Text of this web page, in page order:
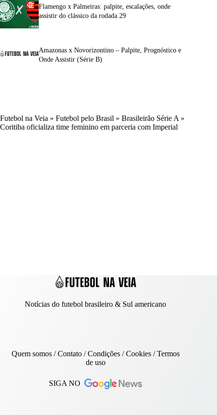
Flamengo x Palmeiras: palpite, escalações, onde
assistir do clássico da rodada 29
Amazonas x Novorizontino – Palpite, Prognóstico e
Onde Assistir (Série B)
Futebol na Veia » Futebol pelo Brasil » Brasileirão Série A »
Coritiba oficializa time feminino em parceria com Imperial
Notícias do futebol brasileiro & Sul americano
Quem somos/Contato/ Condições /Cookies/Termos
de uso
SIGA NO